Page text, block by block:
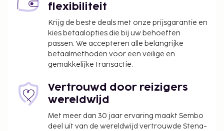
flexibiliteit
Krijg de beste deals met onze prijsgarantie en
kies betaalopties die bij uw behoeften
passen. We accepteren alle belangrijke
betaalmethoden voor een veilige en
gemakkelijke transactie.
Vertrouwd door reizigers
wereldwijd
Met meer dan 30 jaar ervaring maakt Sembo
deel uit van de wereldwijd vertrouwde Stena-